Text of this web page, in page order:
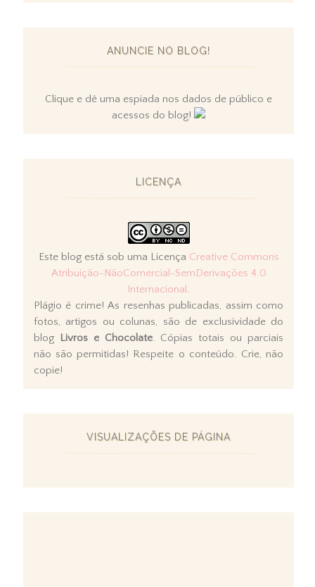
ANUNCIE NO BLOG!
Clique e dê uma espiada nos dados de público e
acessos do blog!
LICENÇA
Este blog está sob uma Licença Creative Commons
Atribuição-NãoComercial-SemDerivações 4.0
Internacional .
Plágio é crime! As resenhas publicadas, assim como
fotos, artigos ou colunas, são de exclusividade do
blog Livros e Chocolate. Cópias totais ou parciais
não são permitidas! Respeite o conteúdo. Crie, não
copie!
VISUALIZAÇÕES DE PÁGINA